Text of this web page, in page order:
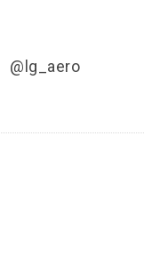
@lg_aero